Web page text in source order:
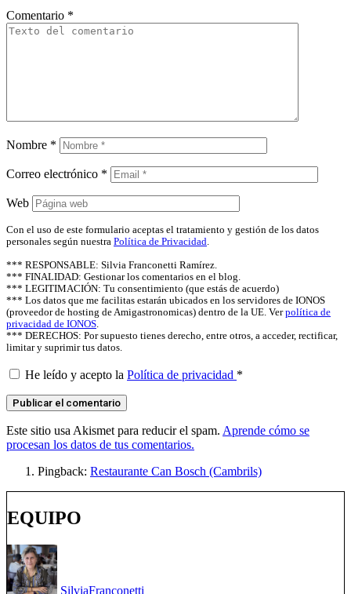
Comentario *
Nombre *
Correo electrónico *
Web
Con el uso de este formulario aceptas el tratamiento y gestión de los datos
personales según nuestra Política de Privacidad.
*** RESPONSABLE: Silvia Franconetti Ramírez.
*** FINALIDAD: Gestionar los comentarios en el blog.
*** LEGITIMACIÓN: Tu consentimiento (que estás de acuerdo)
*** Los datos que me facilitas estarán ubicados en los servidores de IONOS
(proveedor de hosting de Amigastronomicas) dentro de la UE. Verpolítica de
privacidad de IONOS.
*** DERECHOS: Por supuesto tienes derecho, entre otros, a acceder, rectificar,
limitar y suprimir tus datos.
He leído y acepto la Política de privacidad *
Este sitio usa Akismet para reducir el spam. Aprende cómo se
procesan los datos de tus comentarios.
Pingback: Restaurante Can Bosch (Cambrils)
EQUIPO
SilviaFranconetti